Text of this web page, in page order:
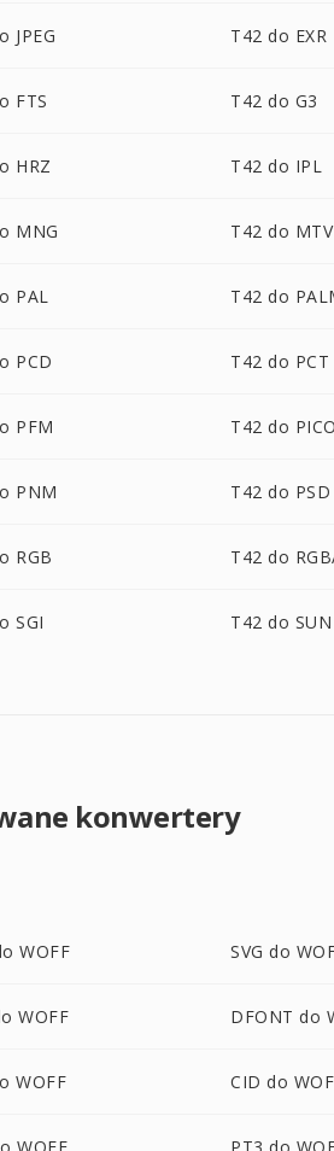
JPEG T42 do EXR
FTS T42 do G3
HRZ T42 do IPL
MNG T42 do MTV
PAL T42 do
PCD T42 do PCT
PFM T42 do
PNM T42 do PSD
RGB T42 do
SGI T42 do SUN
konwertery
WOFF SVG do
WOFF DFONT do
WOFF CID do